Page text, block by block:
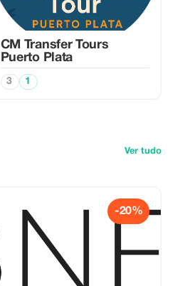
CM Transfer Tours
Puerto Plata
3 1
Ver tudo
-20%